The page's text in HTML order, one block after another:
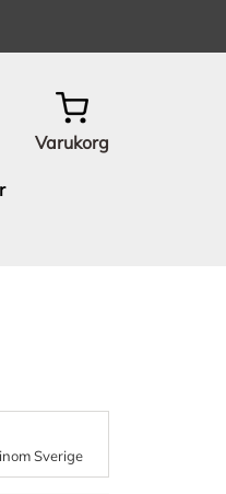
Varukorg
Sverige